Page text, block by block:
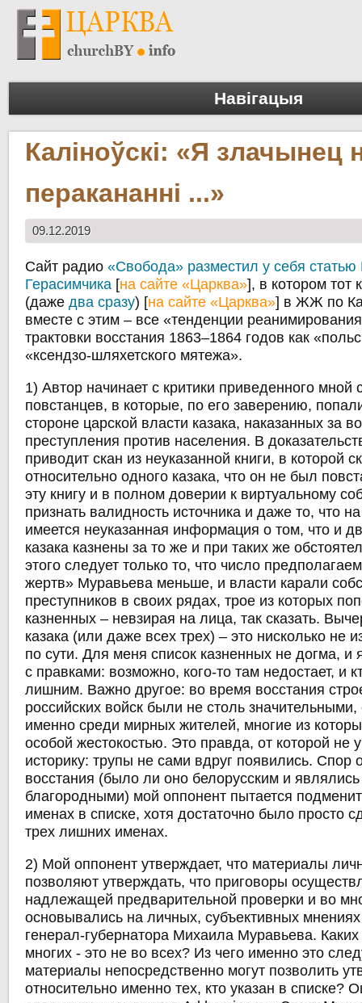
Навігацыя
Каліноўскі: «Я злачынец
перакананні ...»
09.12.2019
Сайт радио«Свобода» разместил у себя статью
Герасимчика [на сайте «Царква»], в котором тот
(дажедва сразу) [на сайте «Царква»] в ЖЖ по
вместе с этим – все «тенденции
трактовки восстания 1863–1864 годов как
«ксендзо-шляхетского мятежа».
1) Автор начинает с критики приведенного мной
повстанцев, в которые, по его заверению,
стороне царской власти казака, наказанных за
преступления против населения. В
приводит скан из неуказанной книги, в которой
относительно одного казака, что он не был
эту книгу и в полном доверии к виртуальному
признать валидность источника и даже то, что
имеется неуказанная информация о том, что и
казака казнены за то же и при таких же
этого следует только то, что число
жертв» Муравьева меньше, и власти карали
преступников в своих рядах, трое из которых
казненных – невзирая на лица, так сказать.
казака (или даже всех трех) – это нисколько не
по сути. Для меня список казненных не догма, и
с правками: возможно, кого-то там недостает, и
лишним. Важно другое: во время восстания
российских войск были не столь значительными,
именно среди мирных жителей, многие из
особой жестокостью. Это правда, от которой не
историку: трупы не сами вдруг появились. Спор
восстания (было ли оно белорусским и
благородными) мой оппонент пытается
именах в списке, хотя достаточно было просто
трех лишних именах.
2) Мой оппонент утверждает, что материалы
позволяют утверждать, что приговоры
надлежащей предварительной проверки и во
основывались на личных, субъективных мнениях
генерал-губернатора Михаила Муравьева.
многих - это не во всех? Из чего именно это
материалы непосредственно могут позволить
относительно именно тех, кто указан в списке?